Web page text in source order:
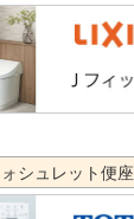
シュレット便座